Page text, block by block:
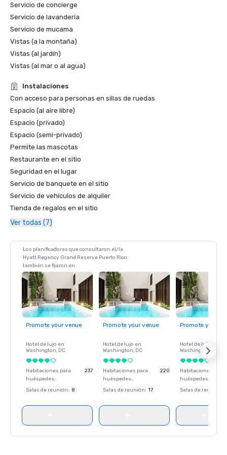
Puerto Rico
• Premios Travelmyth 2022
• Prevue Visionary Awards 2021: ganador del premio de
oro: Mejor espacio para reuniones al aire libre de un hotel
en el Caribe y México
Nominaciones
• Los 10 mejores favoritos de los lectores de USA Today en
• Condé Nast Traveler 2026: mejor hotel
• Premios Stella de Northstar Meetings Group 2026:
territorios internacionales y estadounidenses (finalista)
Mejor complejo de golf
Mejor decoración/diseño
El mejor personal de soporte in situ
• Premios Platinum Choice de Smart Meetings 2024
• Profesional del año en reuniones inteligentes en 2024
• Fodor's 2023 Hotel Awards — Categoría de hotel
romántico
• Premios Condé Nast Traveler Readers' Choice
• Premios Hemispheres Readers' Choice
Servicio de concierge
Servicio de lavandería
Servicio de mucama
Vistas (a la montaña)
Vistas (al jardín)
Vistas (al mar o al agua)
Instalaciones
Con acceso para personas en sillas de ruedas
Espacio (al aire libre)
Espacio (privado)
Espacio (semi-privado)
Permite las mascotas
Restaurante en el sitio
Seguridad en el lugar
Servicio de banquete en el sitio
Servicio de vehículos de alquiler
Tienda de regalos en el sitio
Ver todas (7)
Los planificadores que consultaron el/la
Hyatt Regency Grand Reserve Puerto Rico
también se fijaron en
Promote your venue
Hotel de lujo en
Washington, DC
Habitaciones para
huéspedes:
237
Salas de reunión: 8
Promote your venue
Hotel de lujo en
Washington, DC
Habitaciones para
huéspedes:
220
Salas de reunión: 17
Promote your
Hotel de lujo en
Washington
Habitaciones para
huéspedes
Salas de reunión